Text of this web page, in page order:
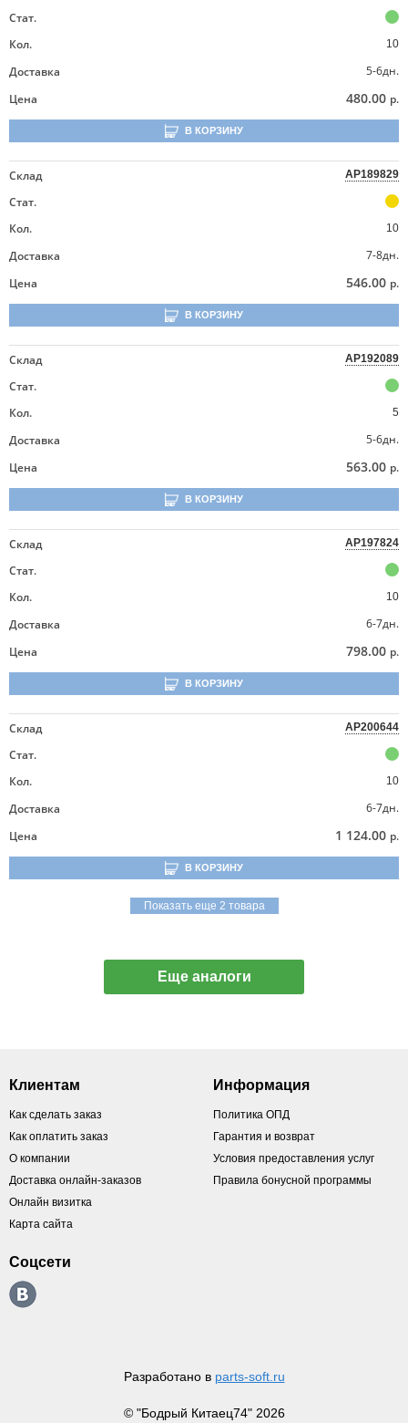
Стат.
Кол.
10
Доставка
5-6дн.
Цена
480.00 р.
В КОРЗИНУ
Склад AP189829
Стат.
Кол.
10
Доставка
7-8дн.
Цена
546.00 р.
В КОРЗИНУ
Склад AP192089
Стат.
Кол.
5
Доставка
5-6дн.
Цена
563.00 р.
В КОРЗИНУ
Склад AP197824
Стат.
Кол.
10
Доставка
6-7дн.
Цена
798.00 р.
В КОРЗИНУ
Склад AP200644
Стат.
Кол.
10
Доставка
6-7дн.
Цена
1 124.00 р.
В КОРЗИНУ
Показать еще 2 товара
Еще аналоги
Клиентам
Как сделать заказ
Как оплатить заказ
О компании
Доставка онлайн-заказов
Онлайн визитка
Карта сайта
Информация
Политика ОПД
Гарантия и возврат
Условия предоставления услуг
Правила бонусной программы
Соцсети
Разработано в parts-soft.ru
© "Бодрый Китаец74" 2026